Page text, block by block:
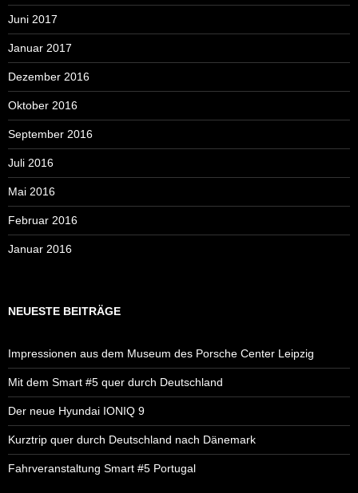
Juni 2017
Januar 2017
Dezember 2016
Oktober 2016
September 2016
Juli 2016
Mai 2016
Februar 2016
Januar 2016
NEUESTE BEITRÄGE
Impressionen aus dem Museum des Porsche Center Leipzig
Mit dem Smart #5 quer durch Deutschland
Der neue Hyundai IONIQ 9
Kurztrip quer durch Deutschland nach Dänemark
Fahrveranstaltung Smart #5 Portugal